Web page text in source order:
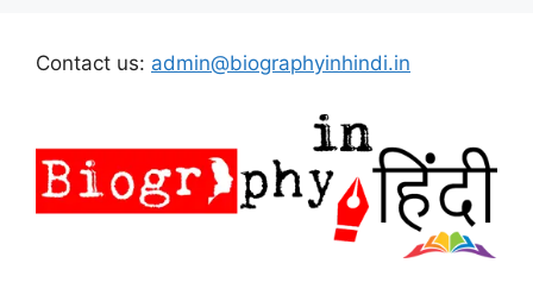
Contact us: admin@biographyinhindi.in